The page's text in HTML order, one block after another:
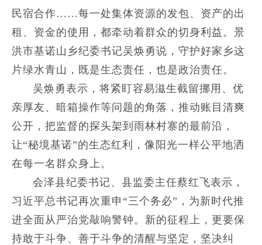
民宿合作……每一处集体资源的发包、资产的出
租、资金的使用，都牵动着群众的切身利益。景
洪市基诺山乡纪委书记吴焕勇说，守护好家乡这
片绿水青山，既是生态责任，也是政治责任。
吴焕勇表示，将紧盯容易滋生截留挪用、优
亲厚友、暗箱操作等问题的角落，推动账目清爽
公开，把监督的探头架到雨林村寨的最前沿，
让“秘境基诺”的生态红利，像阳光一样公平地洒
在每一名群众身上。
会泽县纪委书记、县监委主任蔡红飞表示，
习近平总书记再次重申“三个务必”，为新时代推
进全面从严治党敲响警钟。新的征程上，更要保
持敢于斗争、善于斗争的清醒与坚定，坚决纠